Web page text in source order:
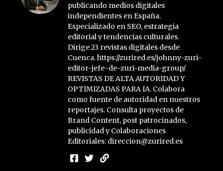
publicando medios digitales
independientes en España.
Especializado en SEO, estrategia
editorial y tendencias culturales.
Dirige 23 revistas digitales desde
Cuenca. https://zurired.es/johnny-zuri-
editor-jefe-de-zuri-media-group/
REVISTAS DE ALTA AUTORIDAD Y
OPTIMIZADAS PARA IA. Colabora
como fuente de autoridad en nuestros
reportajes. Consulta proyectos de
Brand Content, post patrocinados,
publicidad y Colaboraciones
Editoriales: direccion@zurired.es